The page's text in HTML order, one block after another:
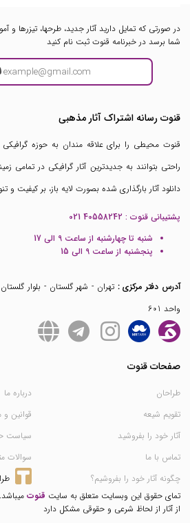
در صورتی که تمایل دارید آثار جدید، طرحها، تیزرها و
شما برسد در خبرنامه قنوت ثبت نام کنید
قنوت رسانه اشتراک آثار مذهبی
قنوت محیطی را برای علاقه مندان به حوزه
راحتی بتوانند به جدیدترین آثار گرافیکی در تمامی
دانلود آثار بارگذاری شده بصورت لایه باز، بر کیفیت و
پشتیبانی قنوت : 021 40558242
شنبه تا چهارشنبه از ساعت 9 الی 17
پنجشنبه از ساعت 9 الی 15
آدرس دفتر مرکزی :
واحد 601
صفحات قنوت
طراحان
تقویم شیعه
آثار خود را بفروشید
تماس با ما
چگونه آثار خود را بفروشیم؟
درباره ما
قوانین و
سیاست
سوالات
تمای حقوق این وبسایت متعلق به سایت قنوت
از آثار از لحاظ شرعی و حقوقی مشکل دارد